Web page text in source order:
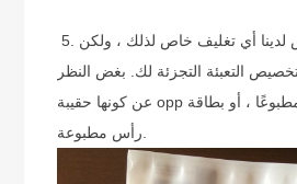
5. التعبئة والتغليف: ليس لدينا أي تغليف خاص لذلك ، ولكن
التعبئة التجزئة لك. بغض النظر
عن كونها حقيبة opp مطبوعة ، أو صندوقًا مطبوعًا ، أو بطاقة
رأس مطبوعة.